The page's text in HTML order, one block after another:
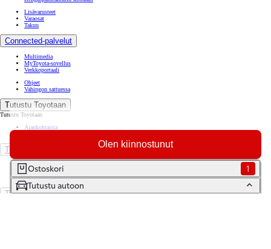
Olen kiinnostunut
Ostoskori
1
Tutustu autoon
Lisävarusteet
Varaosat
Takuu
Connected-palvelut
Multimedia
MyToyota-sovellus
Verkkoportaali
Ohjeet
Vahingon sattuessa
Tutustu Toyotaan
Tutustu Toyotaan
Ajankohtaista
Toyota Suomessa
Toyotan lehdistöpankki
Yhdessä pidemmälle
TOYOTA GAZOO Racing